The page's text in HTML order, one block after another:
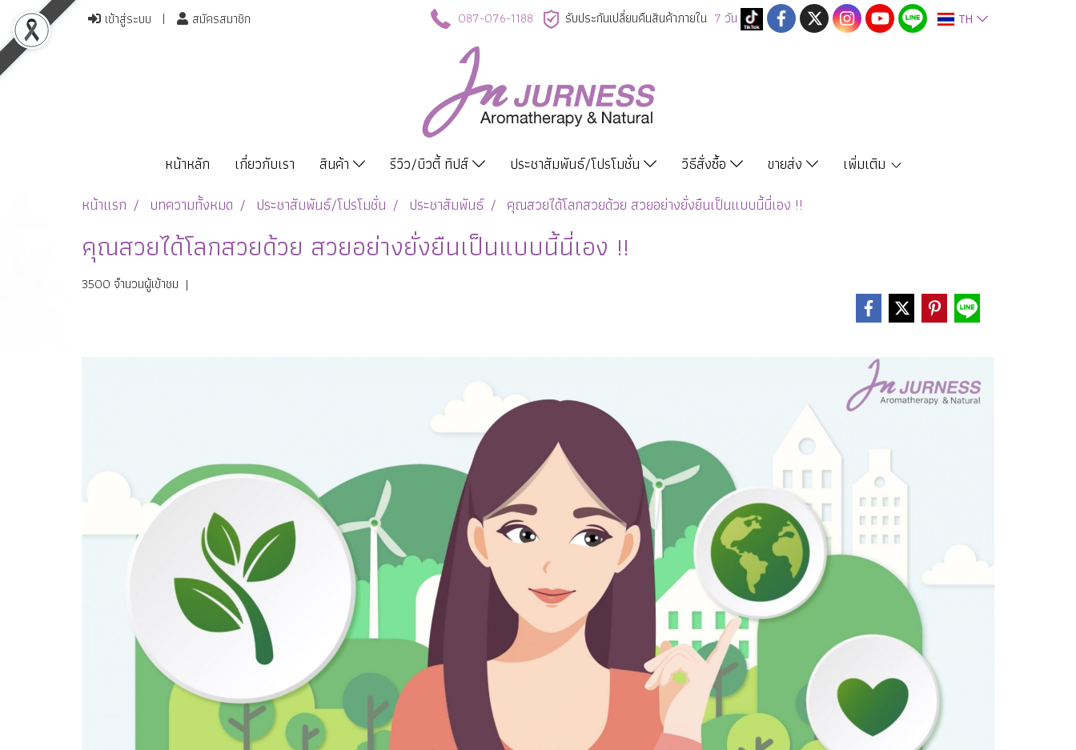
เข้าสู่ระบบ สมัครสมาชิก 087-076-1188 รับประกันเปลี่ยนคืนสินค้าภายใน 7 วัน TH
หน้าหลัก เกี่ยวกับเรา สินค้า รีวิว/บิวตี้ ทิปส์ ประชาสัมพันธ์/โปรโมชั่น วิธีสั่งซื้อ ขายส่ง
เพิ่มเติม
หน้าแรก
บทความทั้งหมด ประชาสัมพันธ์/โปรโมชั่น ประชาสัมพันธ์ คุณสวยได้โลกสวยด้วย สวยอย่างยั่งยืนเป็นแบบนี้นี่เอง !!
คุณสวยได้โลกสวยด้วย สวยอย่างยั่งยืนเป็นแบบนี้นี่เอง !!
3500 จำนวนผู้เข้าชม |